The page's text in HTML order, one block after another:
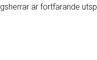
är fortfarande